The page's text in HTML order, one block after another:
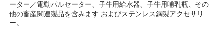
ーター／電動パルセーター、子牛用給水器、子牛用哺乳瓶、その
他の畜産関連製品を含みます およびステンレス鋼製アクセサリ
ー。